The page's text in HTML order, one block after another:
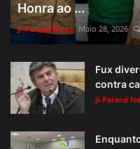
Honra ao ...
Ji-Paraná News Maio 28, 2026
Fux
contra
Ji-Paraná